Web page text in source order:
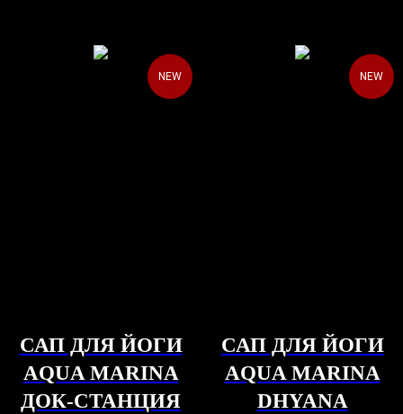
NEW
САП ДЛЯ ЙОГИ
AQUA MARINA
ДОК-СТАНЦИЯ
NEW
САП ДЛЯ ЙОГИ
AQUA MARINA
DHYANA